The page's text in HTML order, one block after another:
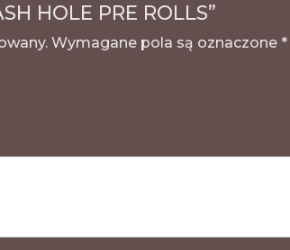
HOLE PRE ROLLS”
Wymagane pola są oznaczone *